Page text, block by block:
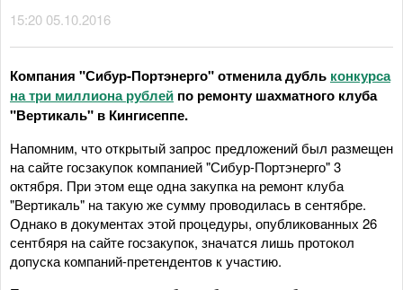
15:20 05.10.2016
Компания "Сибур-Портэнерго" отменила дубль конкурса
на три миллиона рублей по ремонту шахматного клуба
"Вертикаль" в Кингисеппе.
Напомним, что открытый запрос предложений был размещен
на сайте госзакупок компанией "Сибур-Портэнерго" 3
октября. При этом еще одна закупка на ремонт клуба
"Вертикаль" на такую же сумму проводилась в сентябре.
Однако в документах этой процедуры, опубликованных 26
сентбяря на сайте госзакупок, значатся лишь протокол
допуска компаний-претендентов к участию.